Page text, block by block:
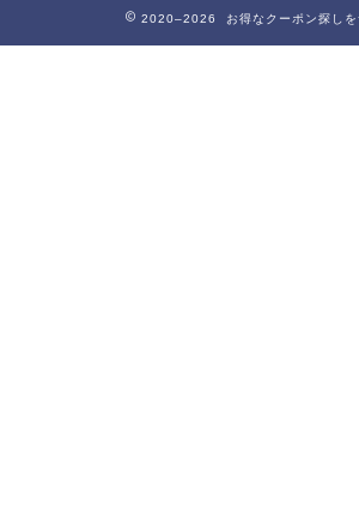
2020–2026 お得なクーポン探しを